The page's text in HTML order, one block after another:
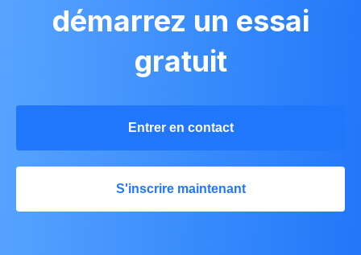
démarrez un essai
gratuit
Entrer en contact
S'inscrire maintenant